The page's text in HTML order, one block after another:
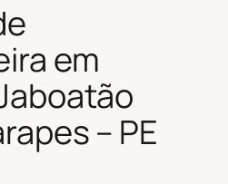
em
– PE